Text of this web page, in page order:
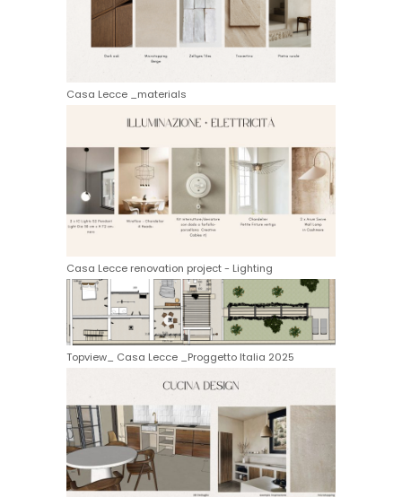
Casa Lecce _materials
Casa Lecce renovation project - Lighting
Topview_ Casa Lecce _Proggetto Italia 2025